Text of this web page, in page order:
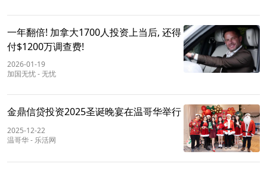
一年翻倍! 加拿大1700人投资上当后, 还得
付$1200万调查费!
2026-01-19
加国无忧-无忧
金鼎信贷投资2025圣诞晚宴在温哥华举行
2025-12-22
温哥华- 乐活网